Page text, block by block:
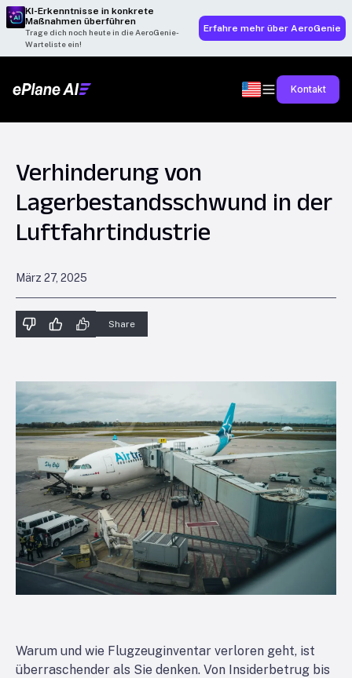
KI-Erkenntnisse in konkrete
Maßnahmen überführen
Trage dich noch heute in die AeroGenie-
Warteliste ein!
Erfahre mehr über AeroGenie
Kontakt
Verhinderung von
Lagerbestandsschwund in der
Luftfahrtindustrie
März 27, 2025
Share
Warum und wie Flugzeuginventar verloren geht, ist
überraschender als Sie denken. Von Insiderbetrug bis